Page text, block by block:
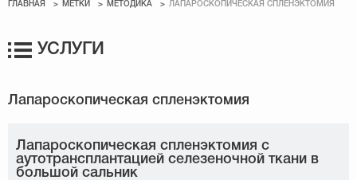
ГЛАВНАЯ МЕТКИ МЕТОДИКА ЛАПАРОСКОПИЧЕСКАЯ СПЛЕНЭКТОМИЯ
УСЛУГИ
Лапароскопическая спленэктомия с
аутотрансплантацией селезеночной ткани в
большой сальник